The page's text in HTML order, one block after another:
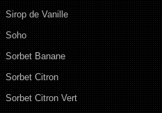
Sirop de Vanille
Soho
Sorbet Banane
Sorbet Citron
Sorbet Citron Vert